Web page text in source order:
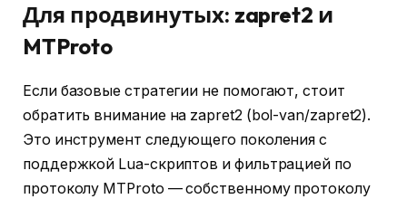
Для продвинутых: zapret2 и
MTProto
Если базовые стратегии не помогают, стоит
обратить внимание на zapret2 (bol-van/zapret2).
Это инструмент следующего поколения с
поддержкой Lua-скриптов и фильтрацией по
протоколу MTProto — собственному протоколу